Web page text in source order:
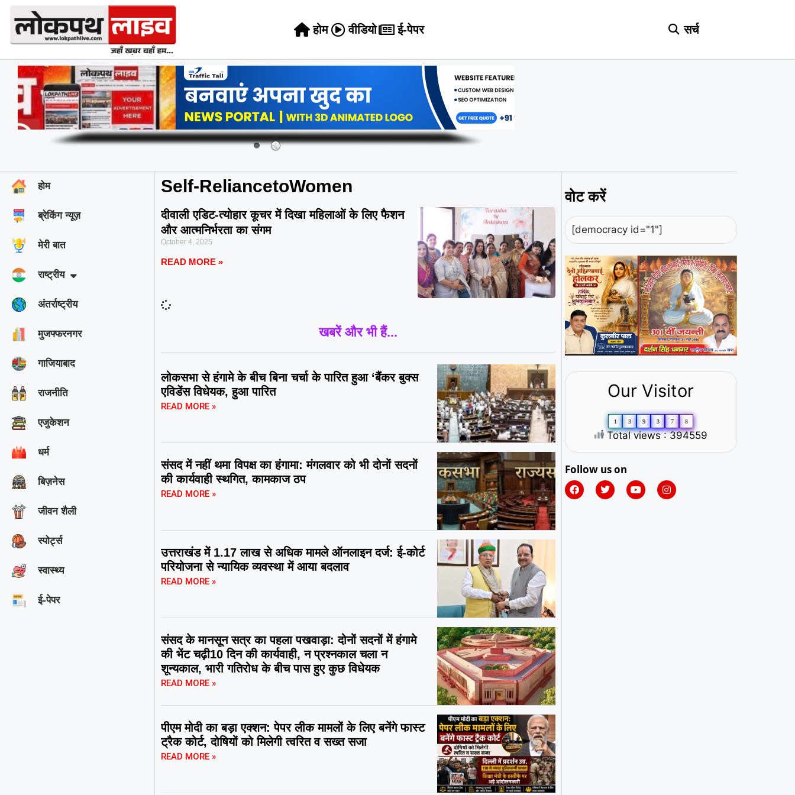
होम वीडियो ई-पेपर सर्च
होम
ब्रेकिंग न्यूज़
मेरी बात
राष्ट्रीय
अंतर्राष्ट्रीय
मुजफ्फरनगर
गाजियाबाद
राजनीति
एजुकेशन
धर्म
बिज़नेस
जीवन शैली
स्पोर्ट्स
स्वास्थ्य
ई-पेपर
Self-ReliancetoWomen
दीवाली एडिट-त्योहार कूचर में दिखा महिलाओं के लिए फैशन
और आत्मनिर्भरता का संगम
October 4, 2025
READ MORE »
खबरें और भी हैं...
लोकसभा से हंगामे के बीच बिना चर्चा के पारित हुआ ‘बैंकर बुक्स
एविडेंस विधेयक, हुआ पारित
READ MORE »
संसद में नहीं थमा विपक्ष का हंगामा: मंगलवार को भी दोनों सदनों
की कार्यवाही स्थगित, कामकाज ठप
READ MORE »
उत्तराखंड में 1.17 लाख से अधिक मामले ऑनलाइन दर्ज: ई-कोर्ट
परियोजना से न्यायिक व्यवस्था में आया बदलाव
READ MORE »
संसद के मानसून सत्र का पहला पखवाड़ा: दोनों सदनों में हंगामे
की भेंट चढ़ी10 दिन की कार्यवाही, न प्रश्नकाल चला न
शून्यकाल, भारी गतिरोध के बीच पास हुए कुछ विधेयक
READ MORE »
पीएम मोदी का बड़ा एक्शन: पेपर लीक मामलों के लिए बनेंगे फास्ट
ट्रैक कोर्ट, दोषियों को मिलेगी त्वरित व सख्त सजा
READ MORE »
वोट करें
[democracy id="1"]
Our Visitor
1 3 9 3 7 8
Total views : 394559
Follow us on